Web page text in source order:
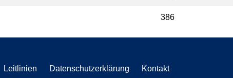
386
Leitlinien Datenschutzerklärung Kontakt